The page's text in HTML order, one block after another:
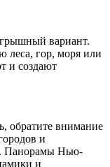
вариант.
леса, гор, моря или
и создают
обратите внимание
и
Панорамы Нью-
и